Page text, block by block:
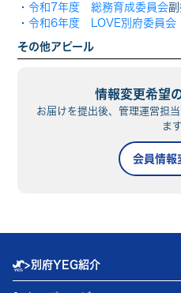
・ 令和7年度 総務育成委員会
・ 令和6年度 LOVE別府委員会
その他アピール
情報変更希望
お届けを提出後、管理運営担
ます
会員情報
>別府YEG紹介